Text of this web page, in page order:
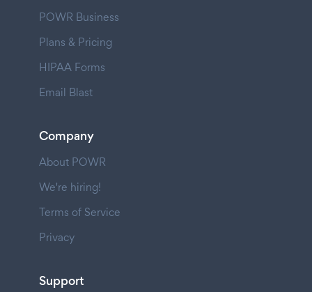
POWR Business
Plans & Pricing
HIPAA Forms
Email Blast
Company
About POWR
We're hiring!
Terms of Service
Privacy
Support